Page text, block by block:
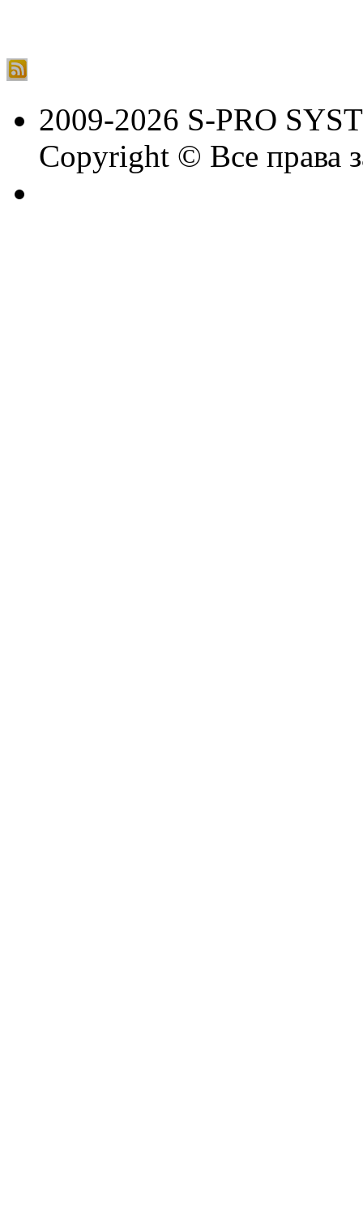
2009-2026 S-PRO
Copyright © Все права